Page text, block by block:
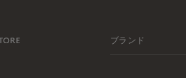
ブランド